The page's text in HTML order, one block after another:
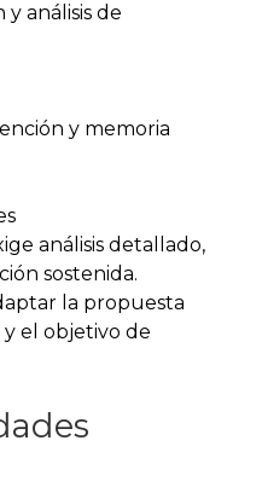
análisis de
y memoria
análisis detallado,
sostenida.
la propuesta
el objetivo de